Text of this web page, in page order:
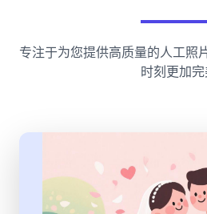
专注于为您提供高质量的人工照
时刻更加